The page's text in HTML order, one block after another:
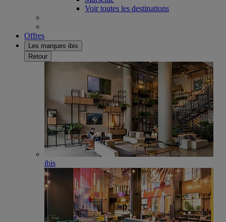
Voir toutes les destinations
Offres
Les marques ibis
Retour
ibis